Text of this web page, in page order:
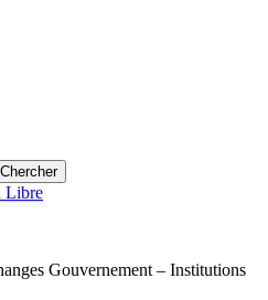
Gouvernement – Institutions